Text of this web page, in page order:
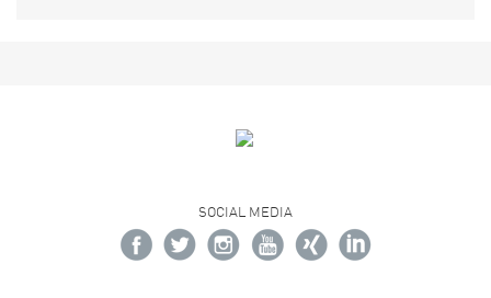
SOCIAL MEDIA